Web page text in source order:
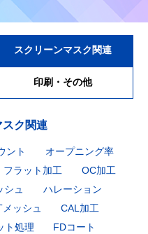
スクリーンマスク関連
印刷・その他
スク関連
ント
オープニング率
フラット加工
OC加工
シュ
ハレーション
メッシュ
CAL加工
ト処理
FDコート